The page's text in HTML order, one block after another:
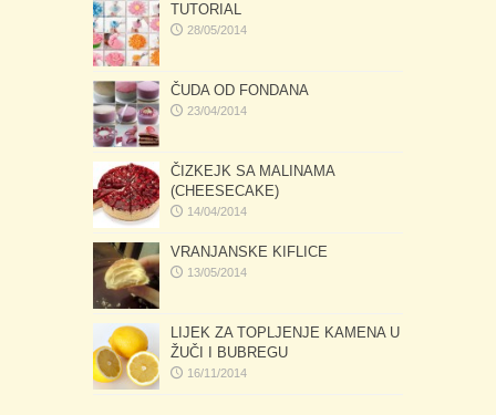
TUTORIAL
28/05/2014
ČUDA OD FONDANA
23/04/2014
ČIZKEJK SA MALINAMA
(CHEESECAKE)
14/04/2014
VRANJANSKE KIFLICE
13/05/2014
LIJEK ZA TOPLJENJE KAMENA U
ŽUČI I BUBREGU
16/11/2014